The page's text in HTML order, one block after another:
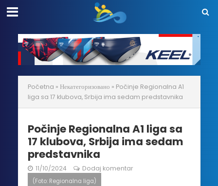
Početna » Некатегоризовано » Počinje Regionalna A1
liga sa 17 klubova, Srbija ima sedam predstavnika
Počinje Regionalna A1 liga sa
17 klubova, Srbija ima sedam
predstavnika
11/10/2024 Dodaj komentar
(Foto: Regionalna liga)